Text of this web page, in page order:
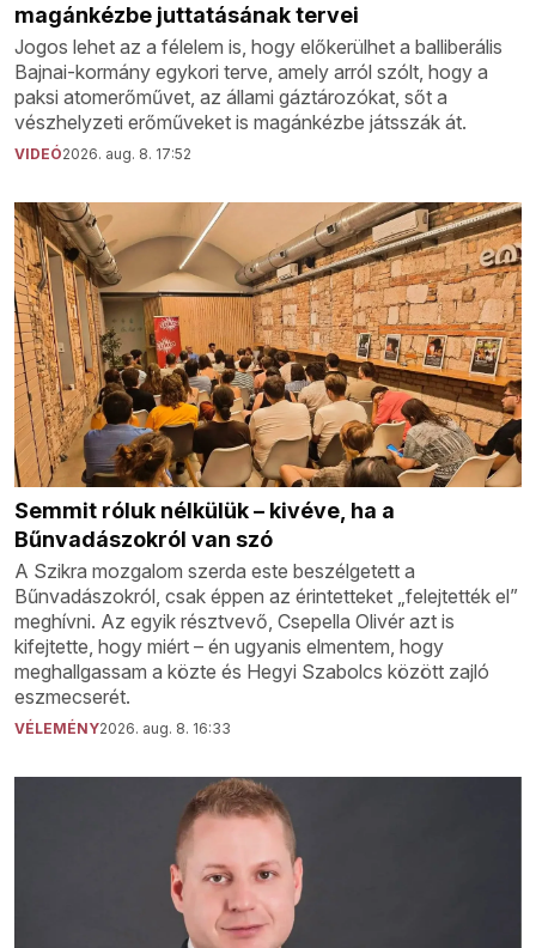
magánkézbe juttatásának tervei
Jogos lehet az a félelem is, hogy előkerülhet a balliberális
Bajnai-kormány egykori terve, amely arról szólt, hogy a
paksi atomerőművet, az állami gáztározókat, sőt a
vészhelyzeti erőműveket is magánkézbe játsszák át.
VIDEÓ2026. aug. 8. 17:52
Semmit róluk nélkülük – kivéve, ha a
Bűnvadászokról van szó
A Szikra mozgalom szerda este beszélgetett a
Bűnvadászokról, csak éppen az érintetteket „felejtették el”
meghívni. Az egyik résztvevő, Csepella Olivér azt is
kifejtette, hogy miért – én ugyanis elmentem, hogy
meghallgassam a közte és Hegyi Szabolcs között zajló
eszmecserét.
VÉLEMÉNY2026. aug. 8. 16:33